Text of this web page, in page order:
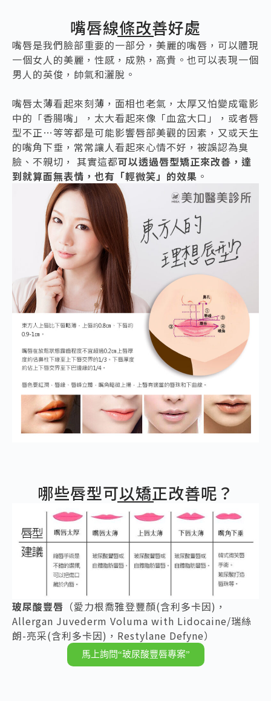
嘴唇線條改善好處
嘴唇是我們臉部重要的一部分，美麗的嘴唇，可以體現
一個女人的美麗，性感，成熟，高貴。也可以表現一個
男人的英俊，帥氣和灑脫。
嘴唇太薄看起來刻薄，面相也老氣，太厚又怕變成電影
中的「香腸嘴」，太大看起來像「血盆大口」，或者唇
型不正…等等都是可能影響唇部美觀的因素，又或天生
的嘴角下垂，常常讓人看起來心情不好，被誤認為臭
臉、不親切， 其實這都可以透過唇型矯正來改善，達
到就算面無表情，也有「輕微笑」的效果 。
哪些唇型可以矯正改善呢？
玻尿酸豐唇 （愛力根喬雅登豐顏(含利多卡因)，
Allergan Juvederm Voluma with Lidocaine/瑞絲
朗-亮采(含利多卡因)，Restylane Defyne）
馬上詢問“玻尿酸豐唇專案”